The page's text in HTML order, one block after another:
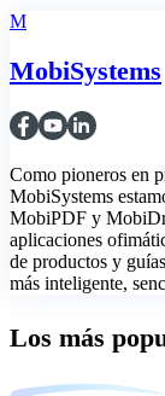
M
MobiSystems
Como pioneros en
MobiSystems
MobiPDF y
aplicaciones
de productos y
más inteligente,
Los más